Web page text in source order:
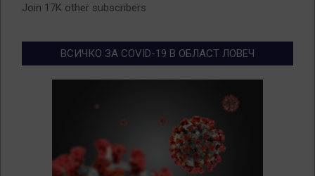
Join 17K other subscribers
ВСИЧКО ЗА COVID-19 В ОБЛАСТ ЛОВЕЧ